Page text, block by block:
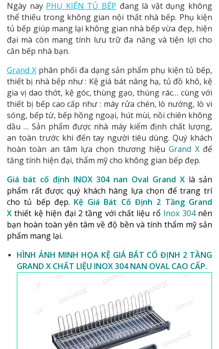
Ngày nay PHỤ KIỆN TỦ BẾP đang là vật dụng không
thể thiếu trong không gian nội thất nhà bếp. Phụ kiện
tủ bếp giúp mang lại không gian nhà bếp vừa đẹp, hiện
đại mà còn mang tính lưu trữ đa năng và tiện lợi cho
căn bếp nhà bạn.
Grand Xphân phối đa dạng sản phẩm phụ kiện tủ bếp,
thiết bị nhà bếp như : Kệ giá bát nâng hạ, tủ đồ khô, kệ
gia vị dao thớt, kệ góc, thùng gạo, thùng rác… cùng với
thiết bị bếp cao cấp như : máy rửa chén, lò nướng, lò vi
sóng, bếp từ, bếp hồng ngoại, hút mùi, nồi chiên không
dầu … Sản phẩm được nhà máy kiểm định chất lượng,
an toàn trước khi đến tay người tiêu dùng. Quý khách
hoàn toàn an tâm lựa chọn thương hiệuGrand Xđể
tăng tính hiện đại, thẩm mỹ cho không gian bếp đẹp.
Giá bát cố định INOX 304 nan Oval Grand X là sản
phẩm rất được quý khách hàng lựa chọn để trang trí
cho tủ bếp đẹp. Kệ Giá Bát Cố Định 2 Tầng Grand
Xthiết kệ hiện đại 2 tầng với chất liệu rổ Inox 304nên
bạn hoàn toàn yên tâm về độ bền và tính thẩm mỹ sản
phẩm mang lại.
HÌNH ẢNH MINH HỌA KỆ GIÁ BÁT CỐ ĐỊNH 2 TẦNG
GRAND X CHẤT LIỆU INOX 304 NAN OVAL CAO CẤP.